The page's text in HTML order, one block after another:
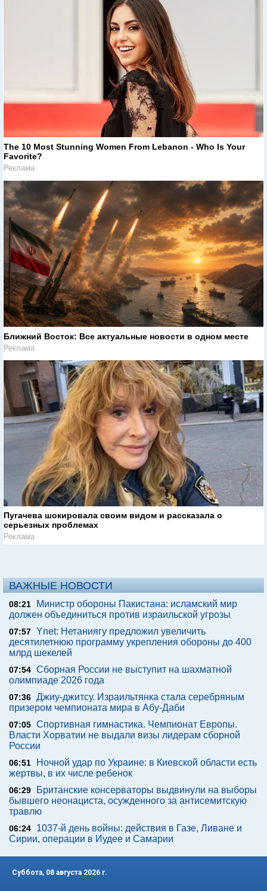
The 10 Most Stunning Women From Lebanon - Who Is Your
Favorite?
Реклама
Ближний Восток: Все актуальные новости в одном месте
Реклама
Пугачева шокировала своим видом и рассказала о
серьезных проблемах
Реклама
ВАЖНЫЕ НОВОСТИ
08:21
Министр обороны Пакистана: исламский мир
должен объединиться против израильской угрозы
07:57 Ynet: Нетаниягу предложил увеличить
десятилетнюю программу укрепления обороны до 400
млрд шекелей
07:54 Сборная России не выступит на шахматной
олимпиаде 2026 года
07:36 Джиу-джитсу. Израильтянка стала серебряным
призером чемпионата мира в Абу-Даби
07:05 Спортивная гимнастика. Чемпионат Европы.
Власти Хорватии не выдали визы лидерам сборной
России
06:51
Ночной удар по Украине: в Киевской области есть
жертвы, в их числе ребенок
06:29
Британские консерваторы выдвинули на выборы
бывшего неонациста, осужденного за антисемитскую
травлю
06:24
1037-й день войны: действия в Газе, Ливане и
Сирии, операции в Иудее и Самарии
Суббота, 08 августа 2026 г.